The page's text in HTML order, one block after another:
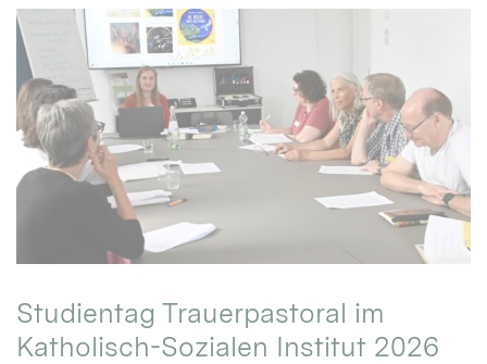
Studientag Trauerpastoral im
Katholisch-Sozialen Institut 2026